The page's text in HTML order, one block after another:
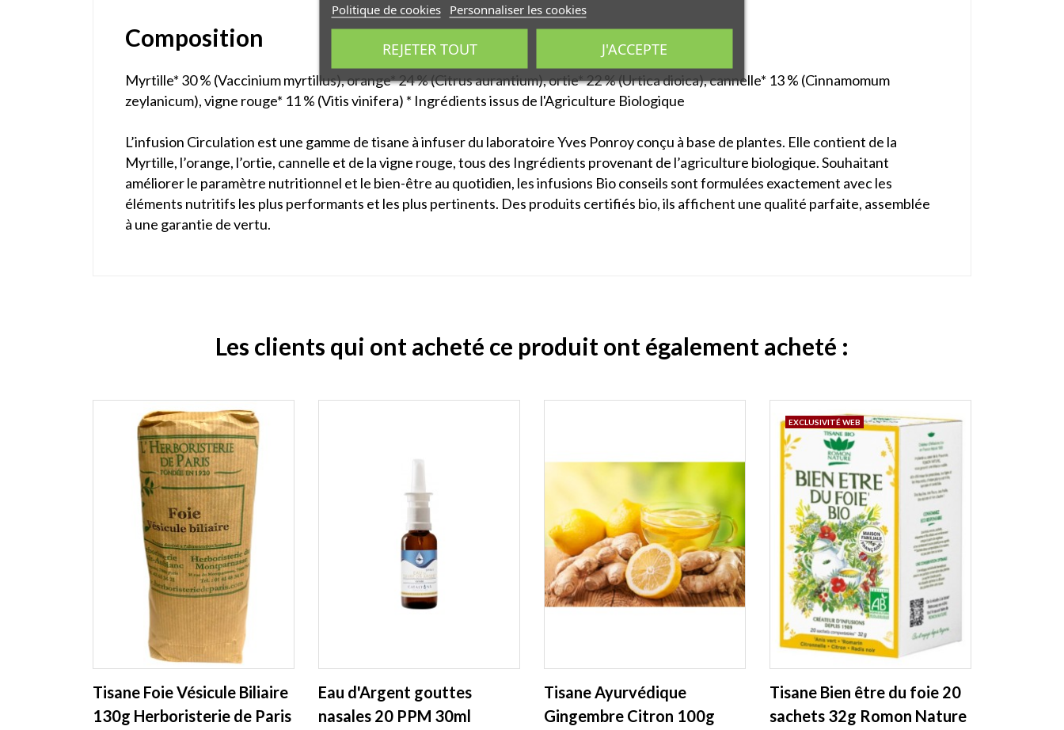
Composition
Myrtille* 30 % (Vaccinium myrtillus), orange* 24 % (Citrus aurantium), ortie* 22 % (Urtica dioica), cannelle* 13 % (Cinnamomum
zeylanicum), vigne rouge* 11 % (Vitis vinifera) * Ingrédients issus de l'Agriculture Biologique
L’infusion Circulation est une gamme de tisane à infuser du laboratoire Yves Ponroy conçu à base de plantes. Elle contient de la
Myrtille, l’orange, l’ortie, cannelle et de la vigne rouge, tous des Ingrédients provenant de l’agriculture biologique. Souhaitant
améliorer le paramètre nutritionnel et le bien-être au quotidien, les infusions Bio conseils sont formulées exactement avec les
éléments nutritifs les plus performants et les plus pertinents. Des produits certifiés bio, ils affichent une qualité parfaite, assemblée
à une garantie de vertu.
Les clients qui ont acheté ce produit ont également acheté :
Tisane Foie Vésicule Biliaire
130g Herboristerie de Paris
Eau d'Argent gouttes
nasales 20 PPM 30ml
Tisane Ayurvédique
Gingembre Citron 100g
Tisane Bien être du foie 20
sachets 32g Romon Nature
EXCLUSIVITÉ WEB
Politique de cookies Personnaliser les cookies
REJETER TOUT J'ACCEPTE